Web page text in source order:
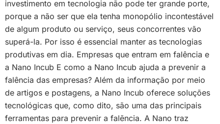
investimento em tecnologia não pode ter grande porte,
porque a não ser que ela tenha monopólio incontestável
de algum produto ou serviço, seus concorrentes vão
superá-la. Por isso é essencial manter as tecnologias
produtivas em dia. Empresas que entram em falência e
a Nano Incub E como a Nano Incub ajuda a prevenir a
falência das empresas? Além da informação por meio
de artigos e postagens, a Nano Incub oferece soluções
tecnológicas que, como dito, são uma das principais
ferramentas para prevenir a falẽncia. A Nano traz